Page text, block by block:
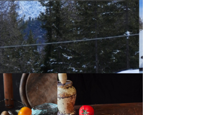
ALLA
GIRANDOLE DI